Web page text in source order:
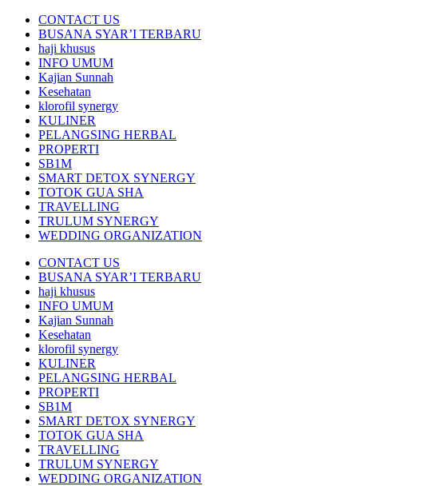
CONTACT US
BUSANA SYAR’I TERBARU
haji khusus
INFO UMUM
Kajian Sunnah
Kesehatan
klorofil synergy
KULINER
PELANGSING HERBAL
PROPERTI
SB1M
SMART DETOX SYNERGY
TOTOK GUA SHA
TRAVELLING
TRULUM SYNERGY
WEDDING ORGANIZATION
CONTACT US
BUSANA SYAR’I TERBARU
haji khusus
INFO UMUM
Kajian Sunnah
Kesehatan
klorofil synergy
KULINER
PELANGSING HERBAL
PROPERTI
SB1M
SMART DETOX SYNERGY
TOTOK GUA SHA
TRAVELLING
TRULUM SYNERGY
WEDDING ORGANIZATION